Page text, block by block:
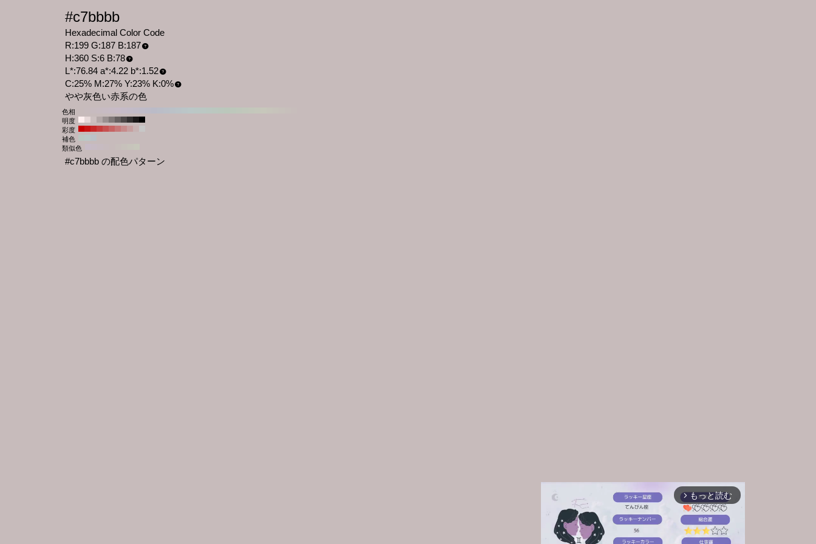
#c7bbbb
Hexadecimal Color Code
R:199 G:187 B:187
H:360 S:6 B:78
L*:76.84 a*:4.22 b*:1.52
C:25% M:27% Y:23% K:0%
やや灰色い赤系の色
色相
明度
彩度
補色
類似色
#c7bbbb の配色パターン
arrow_forward_ios もっと読む